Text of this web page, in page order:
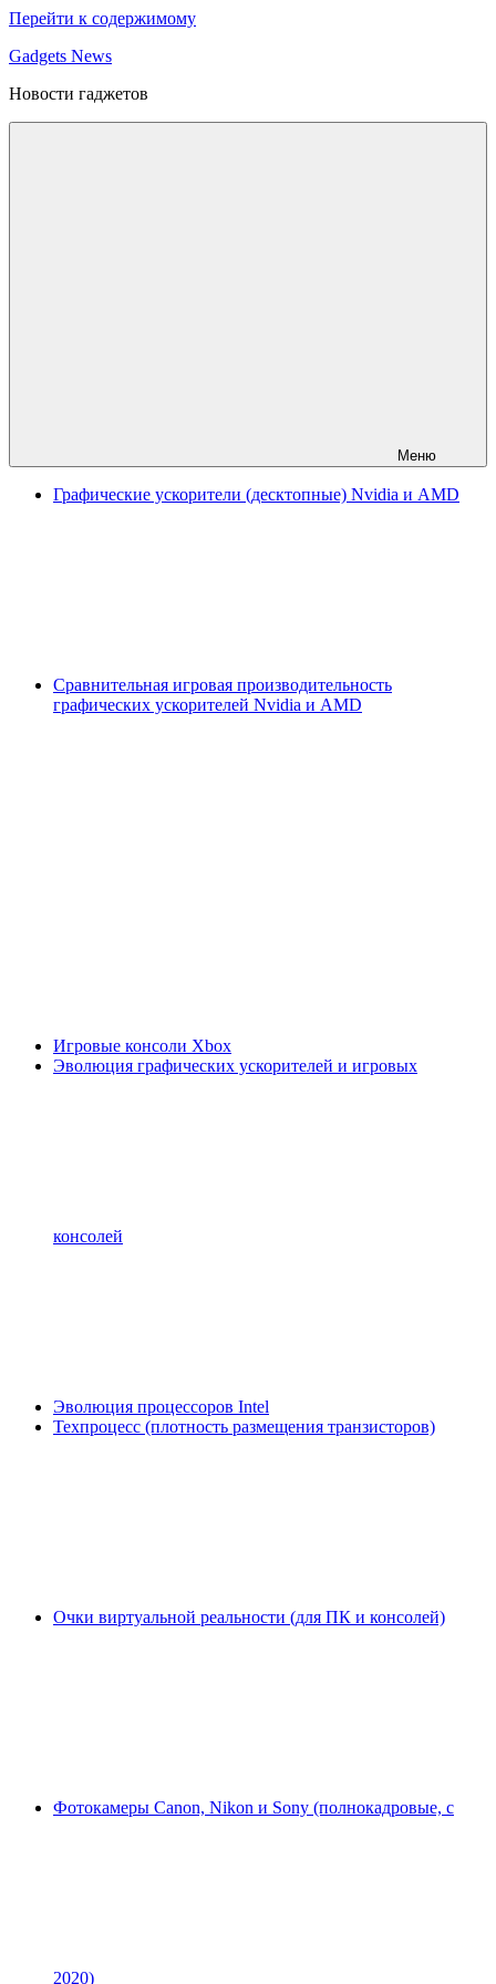
Перейти к содержимому
Gadgets News
Новости гаджетов
Меню
Графические ускорители (десктопные) Nvidia и AMD
Сравнительная игровая производительность
графических ускорителей Nvidia и AMD
Игровые консоли Xbox
Эволюция графических ускорителей и игровых
консолей
Эволюция процессоров Intel
Техпроцесс (плотность размещения транзисторов)
Очки виртуальной реальности (для ПК и консолей)
Фотокамеры Canon, Nikon и Sony (полнокадровые, с
2020)